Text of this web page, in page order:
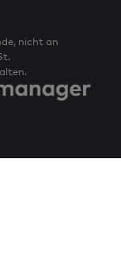
nicht an